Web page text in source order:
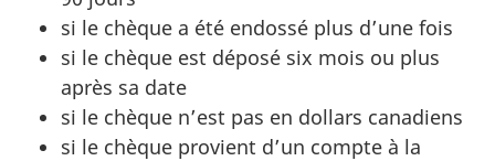
si le chèque a été endossé plus d’une fois
si le chèque est déposé six mois ou plus
après sa date
si le chèque n’est pas en dollars canadiens
si le chèque provient d’un compte à la